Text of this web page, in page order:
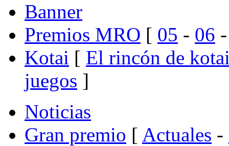
Banner
Premios MRO [ 05 - 06
Kotai [ El rincón de
juegos ]
Noticias
Gran premio [ Actuales -